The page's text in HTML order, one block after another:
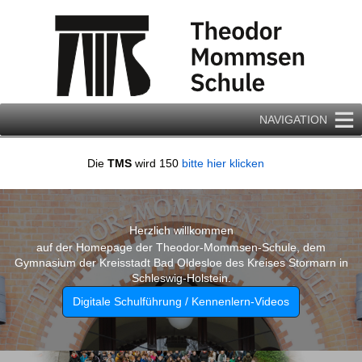
NAVIGATION
Die TMS wird 150 bitte hier klicken
Herzlich willkommen
auf der Homepage der Theodor-Mommsen-Schule, dem
Gymnasium der Kreisstadt Bad Oldesloe des Kreises Stormarn in
Schleswig-Holstein.
Digitale Schulführung / Kennenlern-Videos